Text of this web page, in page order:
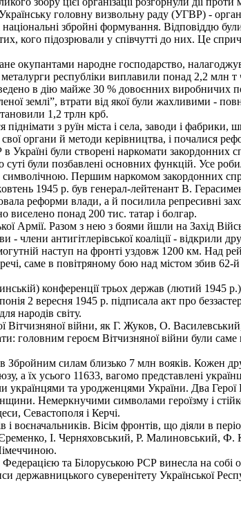
головну визвольну раду (УГВР) -
збройні формування. Відповіддю
кого підозрювали у співчутті до них. Це
окупантами народне господарство,
республіки виплавили понад 2,2 млн
в дію майже 30 % довоєнних виробничих
землі”, втрати від якої були жахливими -
1,2 трлн крб.
з руїн міста і села, заводи і фабрики,
органи й методи керівництва, і почалися
Україні були створені наркомати
були позбавлені основ­них функцій. Усе
символічною. Першим наркомом закордонних
1945 р. був генерал-лейтенант В.
реформи влади, а й посилила репресивні
виселено понад 200 тис. татар і болгар.
Армії. Разом з нею з боями йшли на Захід
члени антигітлерівської коаліції - відкрили
наступ на фронті уздовж 1200 км. Над
саме в повітряно­му бою над містом збив
конференції трьох держав (лютий 1945
2 вересня 1945 р. підписала акт про
народів світу.
війни, як Г. Жуков, О.
головним героєм Вітчизняної війни були саме
силам близько 7 млн вояків. Кожен
їх усього 11633, вагомо представ­лені
українцями та уродженцями України. Два
Немеркнучими символами героїзму і
Севастополя і Керчі.
Вісім фронтів, що діяли в
І. Черняховський, Р. Малиновський, Ф.
та Білоруською РСР винесла на собі
державницького суверенітету Української